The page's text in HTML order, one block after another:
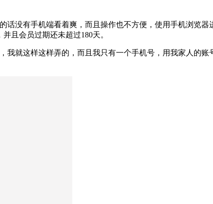
话没有手机端看着爽，而且操作也不方便，使用手机浏览
且会员过期还未超过180天。
就这样这样弄的，而且我只有一个手机号，用我家人的